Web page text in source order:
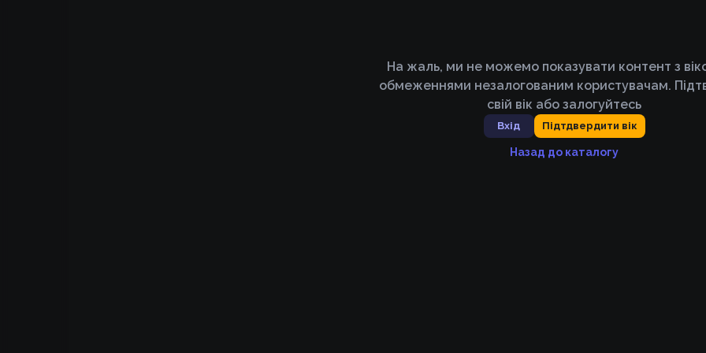
На жаль, ми не можемо показувати контент з
обмеженнями незалогованим користувачам.
свій вік або залогуйтесь
Вхід Підтдвердити вік
Назад до каталогу